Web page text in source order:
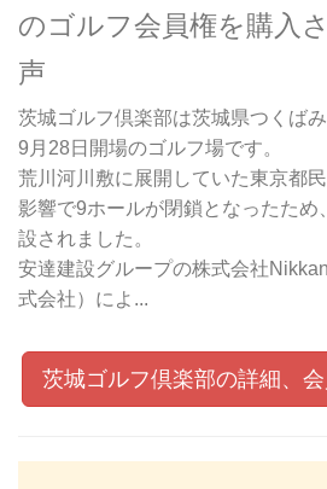
のゴルフ会員権を購入
声
茨城ゴルフ倶楽部は茨城県つくば
9月28日開場のゴルフ場です。
荒川河川敷に展開していた東京都
影響で9ホールが閉鎖となったため
設されました。
安達建設グループの株式会社
式会社）によ...
茨城ゴルフ倶楽部の詳細、